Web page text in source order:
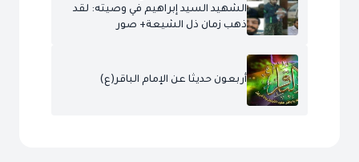
الشهيد السيد إبراهيم في وصيته: لقد
ذهب زمان ذل الشيعة+ صور
أربعون حديثا عن الإمام الباقر(ع)